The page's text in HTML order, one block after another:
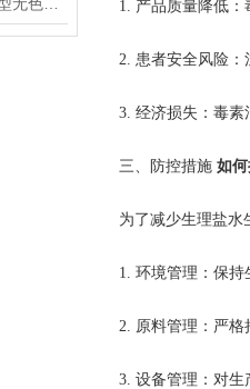
1. 产品质量降低
2. 患者安全风险
3. 经济损失：毒
三、防控措施 如
为了减少生理盐水
1. 环境管理：保
2. 原料管理：严
3. 设备管理：对